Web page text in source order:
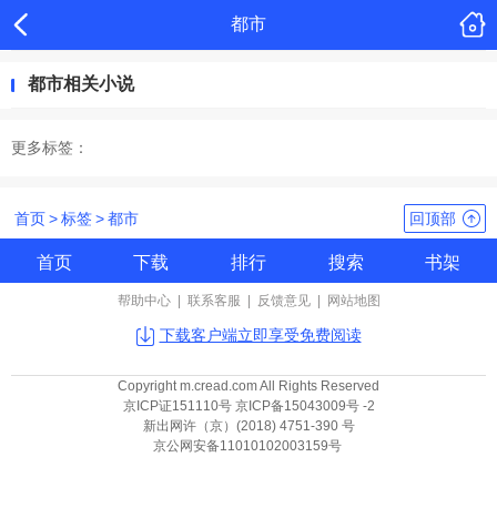
都市
都市相关小说
更多标签：
首页>标签>都市 回顶部
首页 下载 排行 搜索 书架
帮助中心 联系客服 反馈意见 网站地图
下载客户端立即享受免费阅读
Copyright m.cread.com All Rights Reserved
京ICP证151110号 京ICP备15043009号 -2
新出网许（京）(2018) 4751-390 号
京公网安备11010102003159号